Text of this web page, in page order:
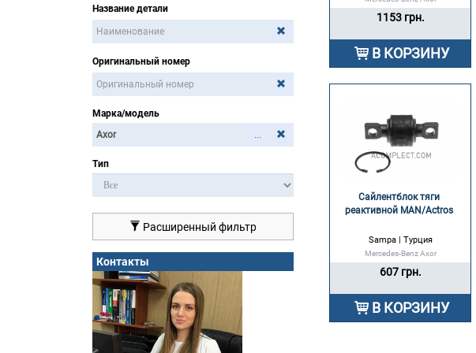
Название детали
Оригинальный номер
Марка/модель
...
Тип
Расширенный фильтр
Контакты
1153 грн.
В КОРЗИНУ
Сайлентблок тяги
реактивной MAN/Actros
Sampa | Турция
Mercedes-Benz Axor
607 грн.
В КОРЗИНУ